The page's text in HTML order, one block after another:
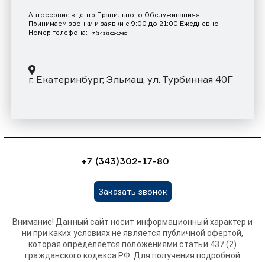
Автосервис «Центр Правильного Обслуживания»
Принимаем звонки и заявки с 9:00 до 21:00 Ежедневно
Номер телефона: +7 (343)302-17-80
г. Екатеринбург, Эльмаш, ул. Турбинная 40Г
+7 (343)302-17-80
Заказать звонок
Внимание! Данный сайт носит информационный характер и
ни при каких условиях не является публичной офертой,
которая определяется положениями статьи 437 (2)
гражданского кодекса РФ. Для получения подробной